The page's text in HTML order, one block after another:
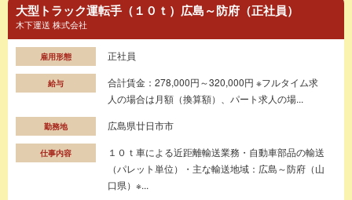
大型トラック運転手（１０ｔ）広島～防府（正社員）
木下運送 株式会社
雇用形態 正社員
給与
合計賃金：278,000円～320,000円 ※フルタイム求
人の場合は月額（換算額）、パート求人の場...
勤務地 広島県廿日市市
仕事内容
１０ｔ車による近距離輸送業務・自動車部品の輸送
（パレット単位）・主な輸送地域：広島～防府（山
口県）※...